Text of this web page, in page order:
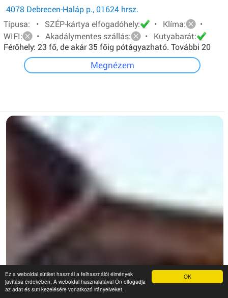
OK
Ez a weboldal sütiket használ a felhasználói élmények
javítása érdekében. A weboldal használatával Ön elfogadja
az adat és süti kezelésére vonatkozó irányelveket.
4078 Debrecen-Haláp p., 01624 hrsz.
Típusa: • SZÉP-kártya elfogadóhely:
• Klíma:
•
WIFI:
• Akadálymentes szállás:
• Kutyabarát:
Férőhely: 23 fő, de akár 35 főig pótágyazható. További 20
főt pedig sátorban tudunk elhelyezni.
Megnézem